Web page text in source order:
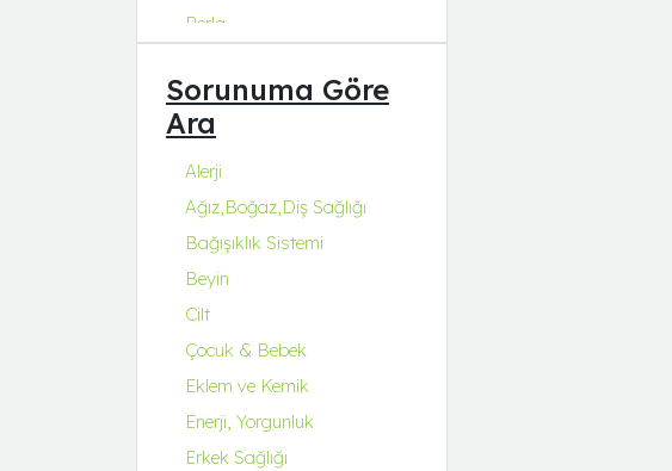
Perla
Q-Collagen
Q-Fit
Q-MENA
Q-UZU
ROBİN&ODİN
Sorunuma Göre
Ara
Alerji
Ağız,Boğaz,Diş Sağlığı
Bağışıklık Sistemi
Beyin
Cilt
Çocuk & Bebek
Eklem ve Kemik
Enerji, Yorgunluk
Erkek Sağlığı